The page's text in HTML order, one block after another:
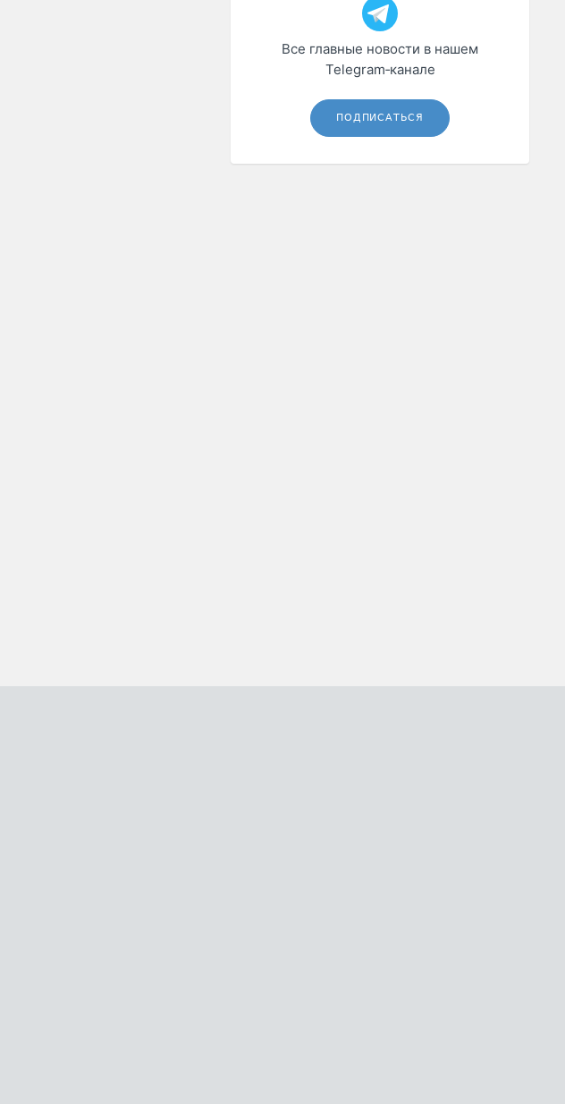
Все главные новости в нашем
Telegram‑канале
ПОДПИСАТЬСЯ